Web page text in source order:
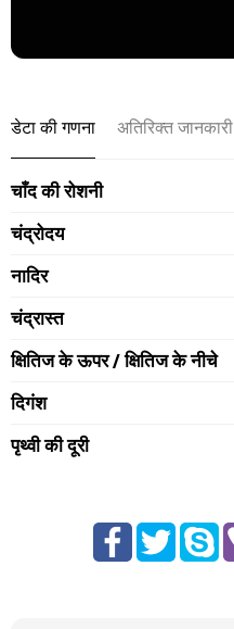
डेटा की गणना अतिरिक्त जानकारी
चाँद की रोशनी
चंद्रोदय
नादिर
चंद्रास्त
क्षितिज के ऊपर / क्षितिज के नीचे
दिगंश
पृथ्वी की दूरी